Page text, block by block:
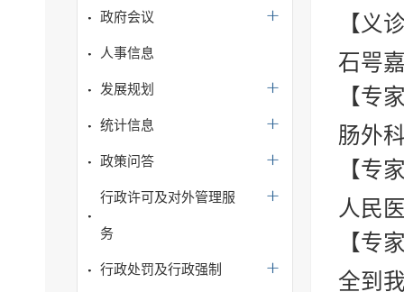
政府会议
人事信息
发展规划
统计信息
政策问答
行政许可及对外管理服
务
行政处罚及行政强制
【义
石咢
【专
肠外
【专
人民
【专
全到